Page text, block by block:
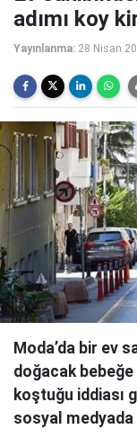
adımı koy
Yayınlanma: 28 Nisan
Moda’da bir ev
doğacak
koştuğu iddiası
sosyal